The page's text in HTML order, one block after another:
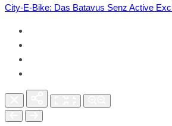
City-E-Bike: Das Batavus Senz Active